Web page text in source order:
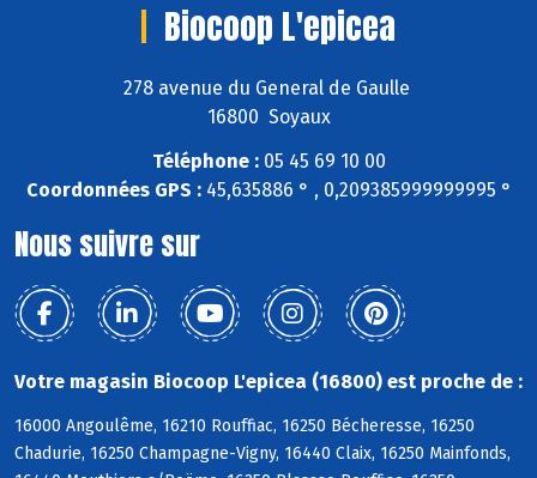
Biocoop L'epicea
278 avenue du General de Gaulle
16800 Soyaux
Téléphone :05 45 69 10 00
Coordonnées GPS :45,635886 ° , 0,209385999999995 °
Nous suivre sur
Votre magasin Biocoop L'epicea (16800) est proche de :
16000 Angoulême, 16210 Rouffiac, 16250 Bécheresse, 16250
Chadurie, 16250 Champagne-Vigny, 16440 Claix, 16250 Mainfonds,